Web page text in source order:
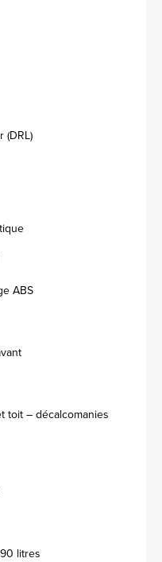
(DRL)
ABS
toit – décalcomanies
litres